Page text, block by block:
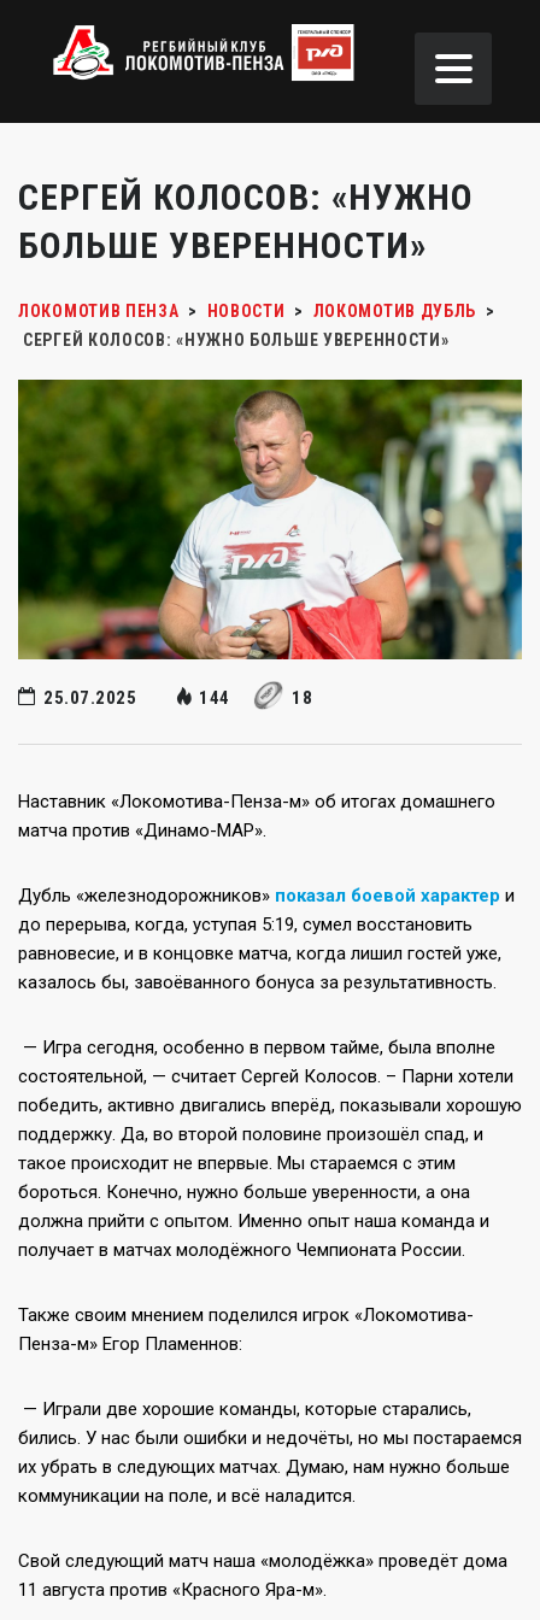
СЕРГЕЙ КОЛОСОВ: «НУЖНО
БОЛЬШЕ УВЕРЕННОСТИ»
ЛОКОМОТИВ ПЕНЗА > НОВОСТИ > ЛОКОМОТИВ ДУБЛЬ
>
СЕРГЕЙ КОЛОСОВ: «НУЖНО БОЛЬШЕ УВЕРЕННОСТИ»
25.07.2025 144 18
Наставник «Локомотива-Пенза-м» об итогах домашнего
матча против «Динамо-МАР».
Дубль «железнодорожников» показал боевой характер и
до перерыва, когда, уступая 5:19, сумел восстановить
равновесие, и в концовке матча, когда лишил гостей уже,
казалось бы, завоёванного бонуса за результативность.
— Игра сегодня, особенно в первом тайме, была вполне
состоятельной, — считает Сергей Колосов. – Парни хотели
победить, активно двигались вперёд, показывали хорошую
поддержку. Да, во второй половине произошёл спад, и
такое происходит не впервые. Мы стараемся с этим
бороться. Конечно, нужно больше уверенности, а она
должна прийти с опытом. Именно опыт наша команда и
получает в матчах молодёжного Чемпионата России.
Также своим мнением поделился игрок «Локомотива-
Пенза-м» Егор Пламеннов:
— Играли две хорошие команды, которые старались,
бились. У нас были ошибки и недочёты, но мы постараемся
их убрать в следующих матчах. Думаю, нам нужно больше
коммуникации на поле, и всё наладится.
Свой следующий матч наша «молодёжка» проведёт дома
11 августа против «Красного Яра-м».